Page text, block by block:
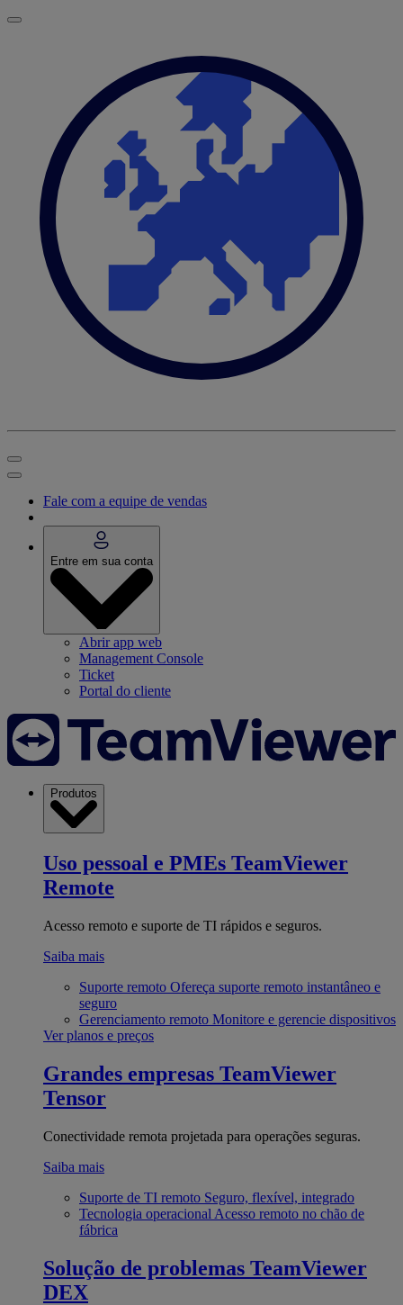
Fale com a equipe de vendas
Entre em sua conta
Abrir app web
Management Console
Ticket
Portal do cliente
Produtos
Uso pessoal e PMEs TeamViewer
Remote
Acesso remoto e suporte de TI rápidos e seguros.
Saiba mais
Suporte remoto Ofereça suporte remoto instantâneo e
seguro
Gerenciamento remoto Monitore e gerencie dispositivos
Ver planos e preços
Grandes empresas TeamViewer
Tensor
Conectividade remota projetada para operações seguras.
Saiba mais
Suporte de TI remoto Seguro, flexível, integrado
Tecnologia operacional Acesso remoto no chão de
fábrica
Solução de problemas TeamViewer
DEX